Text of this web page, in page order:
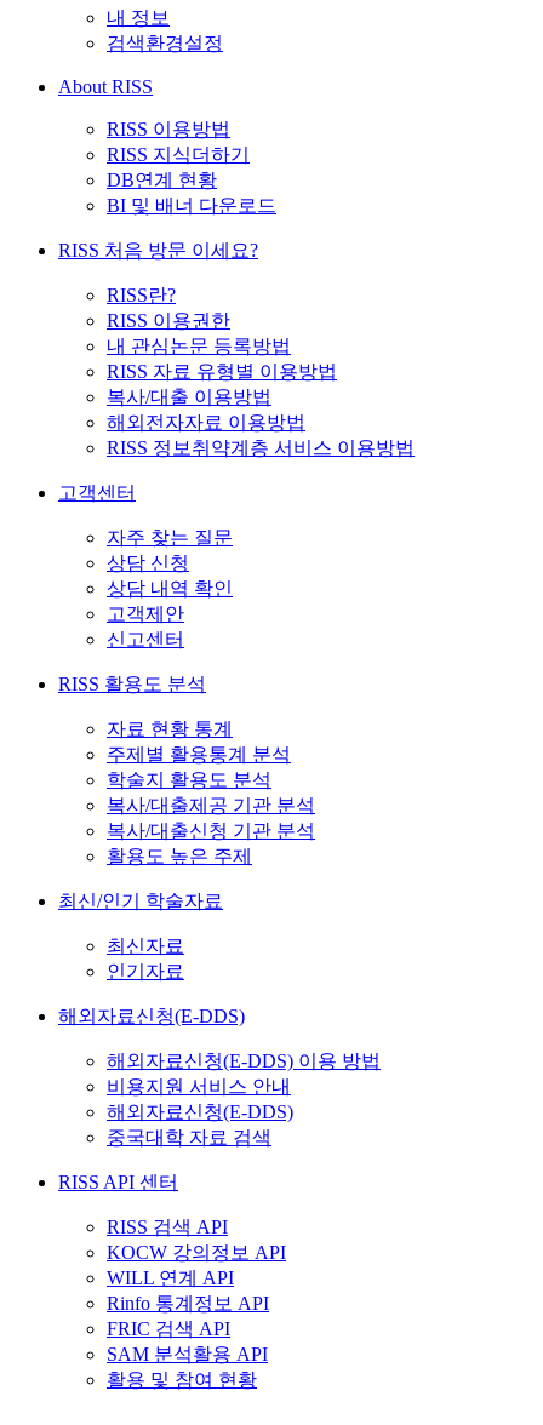
내 정보
검색환경설정
About RISS
RISS 이용방법
RISS 지식더하기
DB연계 현황
BI 및 배너 다운로드
RISS 처음 방문 이세요?
RISS란?
RISS 이용권한
내 관심논문 등록방법
RISS 자료 유형별 이용방법
복사/대출 이용방법
해외전자자료 이용방법
RISS 정보취약계층 서비스 이용방법
고객센터
자주 찾는 질문
상담 신청
상담 내역 확인
고객제안
신고센터
RISS 활용도 분석
자료 현황 통계
주제별 활용통계 분석
학술지 활용도 분석
복사/대출제공 기관 분석
복사/대출신청 기관 분석
활용도 높은 주제
최신/인기 학술자료
최신자료
인기자료
해외자료신청(E-DDS)
해외자료신청(E-DDS) 이용 방법
비용지원 서비스 안내
해외자료신청(E-DDS)
중국대학 자료 검색
RISS API 센터
RISS 검색 API
KOCW 강의정보 API
WILL 연계 API
Rinfo 통계정보 API
FRIC 검색 API
SAM 분석활용 API
활용 및 참여 현황